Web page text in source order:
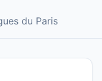
du Paris